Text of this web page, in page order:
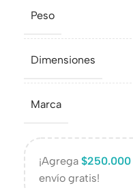
Peso
Dimensiones
Marca
¡Agrega $250.000
envío gratis!